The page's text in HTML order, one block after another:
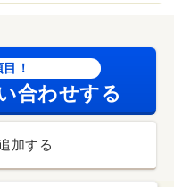
！
合わせする
加する